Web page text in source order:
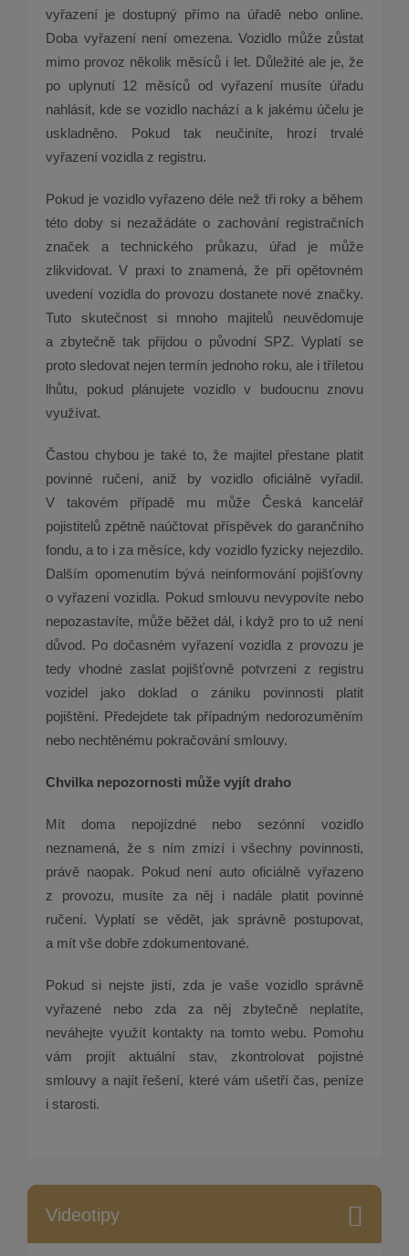
vyřazení je dostupný přímo na úřadě nebo online.
Doba vyřazení není omezena. Vozidlo může zůstat
mimo provoz několik měsíců i let. Důležité ale je, že
po uplynutí 12 měsíců od vyřazení musíte úřadu
nahlásit, kde se vozidlo nachází a k jakému účelu je
uskladněno. Pokud tak neučiníte, hrozí trvalé
vyřazení vozidla z registru.
Pokud je vozidlo vyřazeno déle než tři roky a během
této doby si nezažádáte o zachování registračních
značek a technického průkazu, úřad je může
zlikvidovat. V praxi to znamená, že při opětovném
uvedení vozidla do provozu dostanete nové značky.
Tuto skutečnost si mnoho majitelů neuvědomuje
a zbytečně tak přijdou o původní SPZ. Vyplatí se
proto sledovat nejen termín jednoho roku, ale i tříletou
lhůtu, pokud plánujete vozidlo v budoucnu znovu
využívat.
Častou chybou je také to, že majitel přestane platit
povinné ručení, aniž by vozidlo oficiálně vyřadil.
V takovém případě mu může Česká kancelář
pojistitelů zpětně naúčtovat příspěvek do garančního
fondu, a to i za měsíce, kdy vozidlo fyzicky nejezdilo.
Dalším opomenutím bývá neinformování pojišťovny
o vyřazení vozidla. Pokud smlouvu nevypovíte nebo
nepozastavíte, může běžet dál, i když pro to už není
důvod. Po dočasném vyřazení vozidla z provozu je
tedy vhodné zaslat pojišťovně potvrzení z registru
vozidel jako doklad o zániku povinnosti platit
pojištění. Předejdete tak případným nedorozuměním
nebo nechtěnému pokračování smlouvy.
Chvilka nepozornosti může vyjít draho
Mít doma nepojízdné nebo sezónní vozidlo
neznamená, že s ním zmizí i všechny povinnosti,
právě naopak. Pokud není auto oficiálně vyřazeno
z provozu, musíte za něj i nadále platit povinné
ručení. Vyplatí se vědět, jak správně postupovat,
a mít vše dobře zdokumentované.
Pokud si nejste jistí, zda je vaše vozidlo správně
vyřazené nebo zda za něj zbytečně neplatíte,
neváhejte využít kontakty na tomto webu. Pomohu
vám projít aktuální stav, zkontrolovat pojistné
smlouvy a najít řešení, které vám ušetří čas, peníze
i starosti.
Videotipy